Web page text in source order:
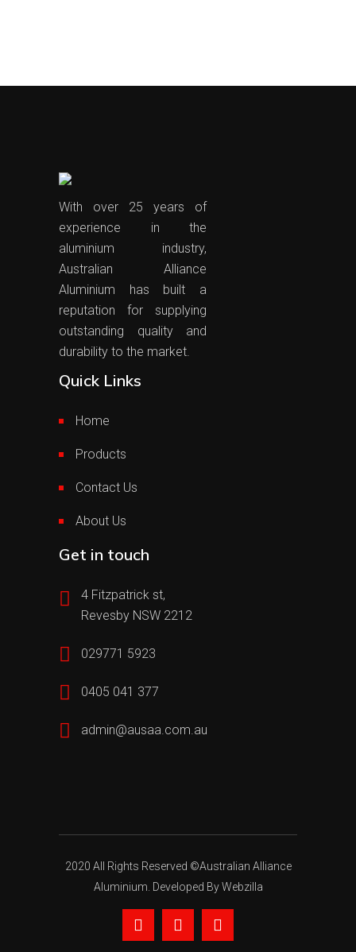
With over 25 years of
experience in the
aluminium industry,
Australian Alliance
Aluminium has built a
reputation for supplying
outstanding quality and
durability to the market.
Quick Links
Home
Products
Contact Us
About Us
Get in touch
4 Fitzpatrick st,
Revesby NSW 2212
029771 5923
0405 041 377
admin@ausaa.com.au
2020 All Rights Reserved ©Australian Alliance
Aluminium. Developed By Webzilla